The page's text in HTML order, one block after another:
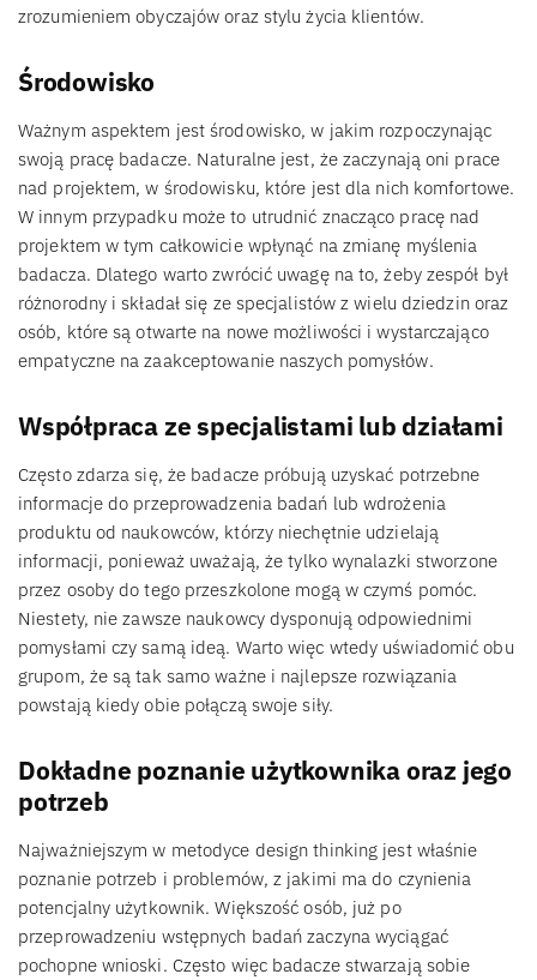
zrozumieniem obyczajów oraz stylu życia klientów.
Środowisko
Ważnym aspektem jest środowisko, w jakim rozpoczynając
swoją pracę badacze. Naturalne jest, że zaczynają oni prace
nad projektem, w środowisku, które jest dla nich komfortowe.
W innym przypadku może to utrudnić znacząco pracę nad
projektem w tym całkowicie wpłynąć na zmianę myślenia
badacza. Dlatego warto zwrócić uwagę na to, żeby zespół był
różnorodny i składał się ze specjalistów z wielu dziedzin oraz
osób, które są otwarte na nowe możliwości i wystarczająco
empatyczne na zaakceptowanie naszych pomysłów.
Współpraca ze specjalistami lub działami
Często zdarza się, że badacze próbują uzyskać potrzebne
informacje do przeprowadzenia badań lub wdrożenia
produktu od naukowców, którzy niechętnie udzielają
informacji, ponieważ uważają, że tylko wynalazki stworzone
przez osoby do tego przeszkolone mogą w czymś pomóc.
Niestety, nie zawsze naukowcy dysponują odpowiednimi
pomysłami czy samą ideą. Warto więc wtedy uświadomić obu
grupom, że są tak samo ważne i najlepsze rozwiązania
powstają kiedy obie połączą swoje siły.
Dokładne poznanie użytkownika oraz jego
potrzeb
Najważniejszym w metodyce design thinking jest właśnie
poznanie potrzeb i problemów, z jakimi ma do czynienia
potencjalny użytkownik. Większość osób, już po
przeprowadzeniu wstępnych badań zaczyna wyciągać
pochopne wnioski. Często więc badacze stwarzają sobie